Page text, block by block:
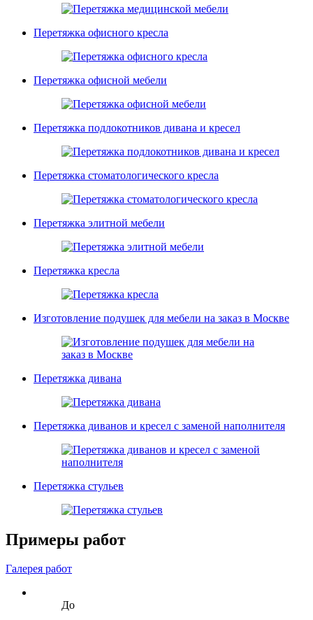
Перетяжка офисного кресла
Перетяжка офисной мебели
Перетяжка подлокотников дивана и кресел
Перетяжка стоматологического кресла
Перетяжка элитной мебели
Перетяжка кресла
Изготовление подушек для мебели на заказ в Москве
Перетяжка дивана
Перетяжка диванов и кресел с заменой наполнителя
Перетяжка стульев
Примеры работ
Галерея работ
До